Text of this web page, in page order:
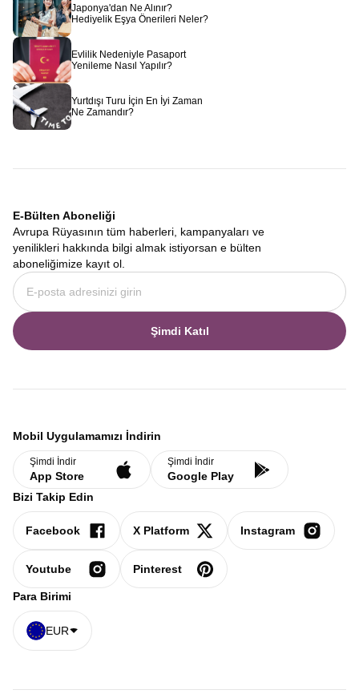
Japonya'dan Ne Alınır?
Hediyelik Eşya Önerileri Neler?
Evlilik Nedeniyle Pasaport
Yenileme Nasıl Yapılır?
Yurtdışı Turu İçin En İyi Zaman
Ne Zamandır?
E-Bülten Aboneliği
Avrupa Rüyasının tüm haberleri, kampanyaları ve
yenilikleri hakkında bilgi almak istiyorsan e bülten
aboneliğimize kayıt ol.
Şimdi Katıl
Mobil Uygulamamızı İndirin
Şimdi İndir
App Store
Şimdi İndir
Google Play
Bizi Takip Edin
Facebook X Platform Instagram
Youtube Pinterest
Para Birimi
EUR